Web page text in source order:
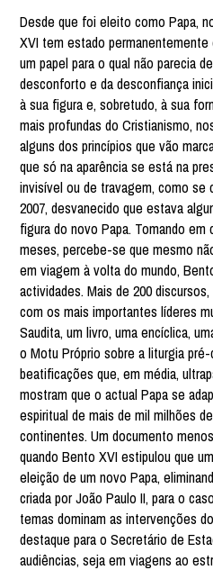
Desde que foi eleito como Papa,
XVI tem estado permanentemente
um papel para o qual não parecia
desconforto e da desconfiança
à sua figura e, sobretudo, à sua
mais profundas do Cristianismo,
alguns dos princípios que vão
que só na aparência se está na
invisível ou de travagem, como se
2007, desvanecido que estava
figura do novo Papa. Tomando
meses, percebe-se que mesmo
em viagem à volta do mundo,
actividades. Mais de 200
com os mais importantes líderes
Saudita, um livro, uma encíclica,
o Motu Próprio sobre a liturgia
beatificações que, em média,
mostram que o actual Papa se
espiritual de mais de mil milhões
continentes. Um documento
quando Bento XVI estipulou que
eleição de um novo Papa,
criada por João Paulo II, para o
temas dominam as intervenções
destaque para o Secretário de
audiências, seja em viagens ao